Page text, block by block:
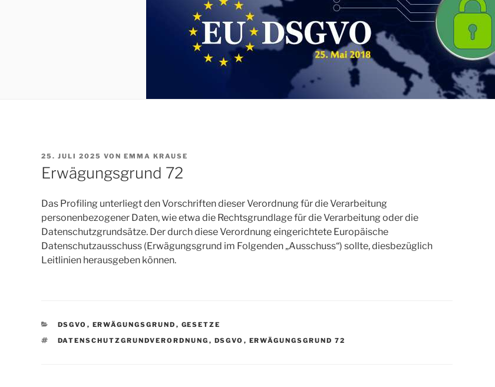
VERÖFFENTLICHT
AM
25. JULI 2025 VON EMMA KRAUSE
Erwägungsgrund 72
Das Profiling unterliegt den Vorschriften dieser Verordnung für die Verarbeitung
personenbezogener Daten, wie etwa die Rechtsgrundlage für die Verarbeitung oder die
Datenschutzgrundsätze. Der durch diese Verordnung eingerichtete Europäische
Datenschutzausschuss (Erwägungsgrund im Folgenden „Ausschuss“) sollte, diesbezüglich
Leitlinien herausgeben können.
KATEGORIEN
DSGVO , ERWÄGUNGSGRUND , GESETZE
SCHLAGWÖRTER
DATENSCHUTZGRUNDVERORDNUNG , DSGVO , ERWÄGUNGSGRUND 72